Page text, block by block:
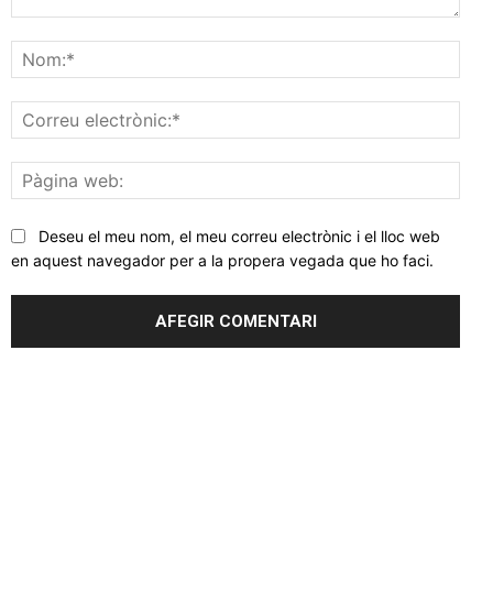
web:
Deseu el meu nom, el meu correu electrònic i el lloc web
en aquest navegador per a la propera vegada que ho faci.